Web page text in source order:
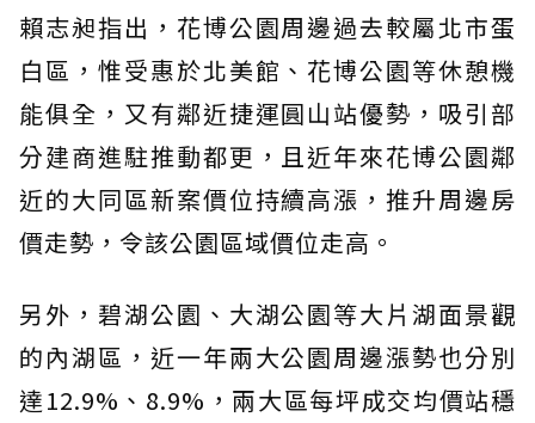
賴志昶指出，花博公園周邊過去較屬北市蛋
白區，惟受惠於北美館、花博公園等休憩機
能俱全，又有鄰近捷運圓山站優勢，吸引部
分建商進駐推動都更，且近年來花博公園鄰
近的大同區新案價位持續高漲，推升周邊房
價走勢，令該公園區域價位走高。
另外，碧湖公園、大湖公園等大片湖面景觀
的內湖區，近一年兩大公園周邊漲勢也分別
達12.9%、8.9%，兩大區每坪成交均價站穩